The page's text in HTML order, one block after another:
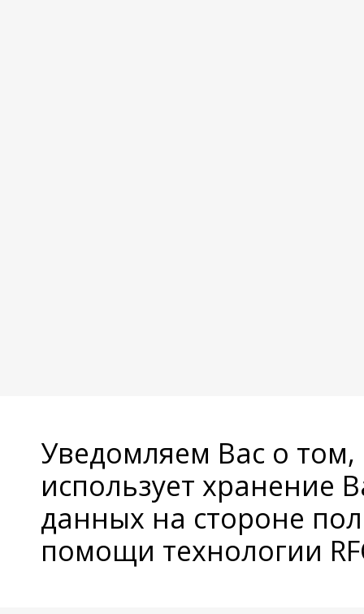
Уведомляем Вас о
использует хранение
данных на стороне
помощи технологии